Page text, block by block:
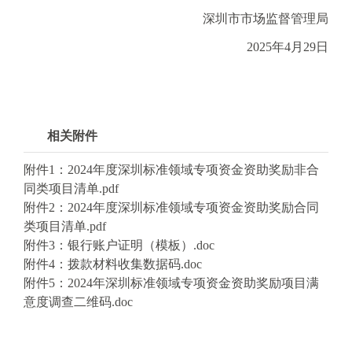
深圳市市场监督管理局
2025年4月29日
相关附件
附件1：2024年度深圳标准领域专项资金资助奖励非合
同类项目清单.pdf
附件2：2024年度深圳标准领域专项资金资助奖励合同
类项目清单.pdf
附件3：银行账户证明（模板）.doc
附件4：拨款材料收集数据码.doc
附件5：2024年深圳标准领域专项资金资助奖励项目满
意度调查二维码.doc